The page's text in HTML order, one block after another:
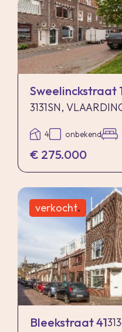
Sweelinckstraat
3131SN,
4 onbekend
€ 275.000
verkocht.
Bleekstraat 41